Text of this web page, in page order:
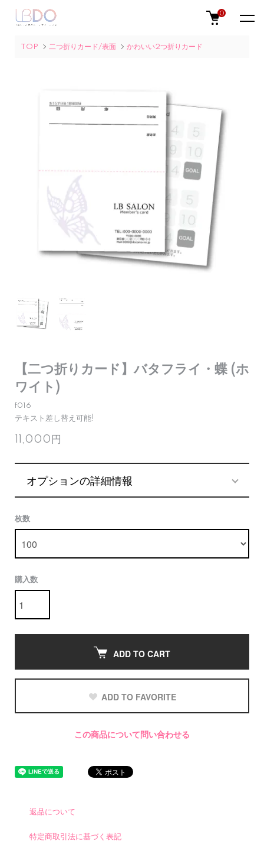
0
TOP 二つ折りカード/表面 かわいい2つ折りカード
【二つ折りカード】バタフライ・蝶 (ホ
ワイト)
f016
テキスト差し替え可能!
11,000円
オプションの詳細情報
枚数
購入数
ADD TO CART
ADD TO FAVORITE
この商品について問い合わせる
返品について
特定商取引法に基づく表記